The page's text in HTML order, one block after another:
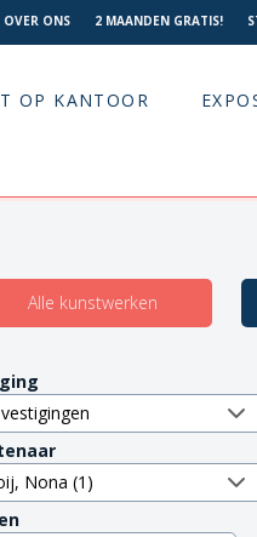
OVER ONS 2 MAANDEN GRATIS!
OP KANTOOR
Alle kunstwerken